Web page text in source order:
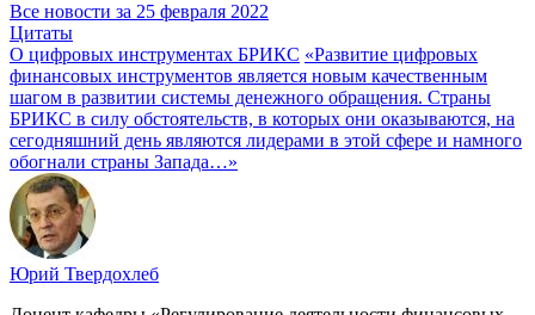
Все новости за 25 февраля 2022
Цитаты
О цифровых инструментах БРИКС «Развитие цифровых
финансовых инструментов является новым качественным
шагом в развитии системы денежного обращения. Страны
БРИКС в силу обстоятельств, в которых они оказываются, на
сегодняшний день являются лидерами в этой сфере и намного
обогнали страны Запада…»
Юрий Твердохлеб